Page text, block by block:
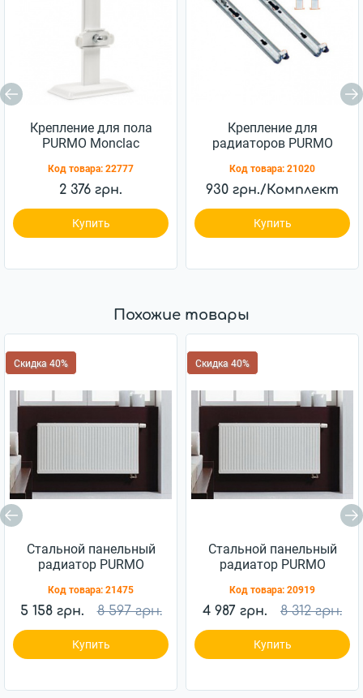
Крепление для пола
PURMO Monclac
для панельных
радиаторов
Код товара: 22777
2 376 грн.
Купить
Крепление для
радиаторов PURMO
Код товара: 21020
930 грн./Комплект
Купить
Похожие товары
Скидка 40%
Стальной панельный
радиатор PURMO
Код товара: 21475
5 158 грн. 8 597 грн.
Купить
Скидка 40%
Стальной панельный
радиатор PURMO
Код товара: 20919
4 987 грн. 8 312 грн.
Купить